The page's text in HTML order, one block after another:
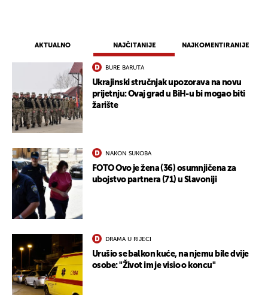
AKTUALNO NAJČITANIJE NAJKOMENTIRANIJE
BURE BARUTA
Ukrajinski stručnjak upozorava na novu
prijetnju: Ovaj grad u BiH-u bi mogao biti
žarište
NAKON SUKOBA
FOTO Ovo je žena (36) osumnjičena za
ubojstvo partnera (71) u Slavoniji
DRAMA U RIJECI
Urušio se balkon kuće, na njemu bile dvije
osobe: "Život im je visio o koncu"